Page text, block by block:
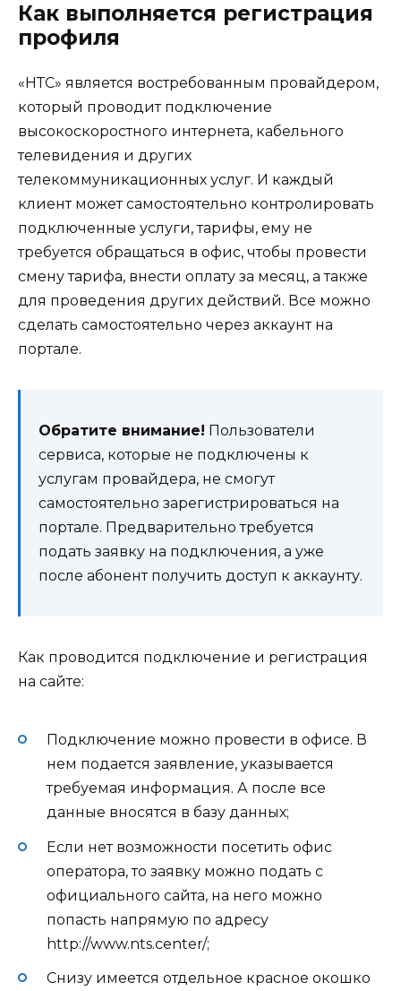
Как выполняется регистрация
профиля
«НТС» является востребованным провайдером,
который проводит подключение
высокоскоростного интернета, кабельного
телевидения и других
телекоммуникационных услуг. И каждый
клиент может самостоятельно контролировать
подключенные услуги, тарифы, ему не
требуется обращаться в офис, чтобы провести
смену тарифа, внести оплату за месяц, а также
для проведения других действий. Все можно
сделать самостоятельно через аккаунт на
портале.
Обратите внимание! Пользователи
сервиса, которые не подключены к
услугам провайдера, не смогут
самостоятельно зарегистрироваться на
портале. Предварительно требуется
подать заявку на подключения, а уже
после абонент получить доступ к аккаунту.
Как проводится подключение и регистрация
на сайте:
Подключение можно провести в офисе. В
нем подается заявление, указывается
требуемая информация. А после все
данные вносятся в базу данных;
Если нет возможности посетить офис
оператора, то заявку можно подать с
официального сайта, на него можно
попасть напрямую по адресу
http://www.nts.center/;
Снизу имеется отдельное красное окошко